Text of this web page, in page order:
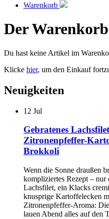
Warenkorb
Der
Du hast keine Artikel im
Klicke hier, um den Einkauf
Neuigkeiten
12 Jul
Gebratenes
Zitronenpfeffer-
Brokkoli
Wenn die Sonne draußen
kompliziertes Rezept – nur
Lachsfilet, ein Klacks
knusprige Kartoffelecken
Zitronenpfeffer-Aroma:
lauen Abend alles auf den